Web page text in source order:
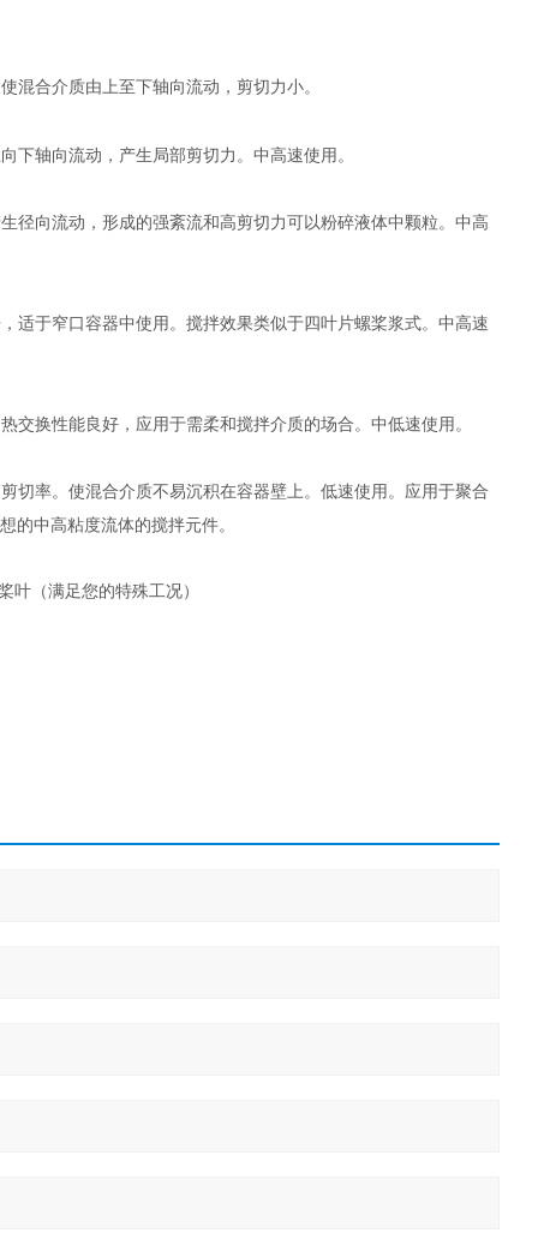
混合介质由上至下轴向流动，剪切力小。
下轴向流动，产生局部剪切力。中高速使用。
径向流动，形成的强紊流和高剪切力可以粉碎液体中颗粒。中高
适于窄口容器中使用。搅拌效果类似于四叶片螺桨浆式。中高速
交换性能良好，应用于需柔和搅拌介质的场合。中低速使用。
切率。使混合介质不易沉积在容器壁上。低速使用。应用于聚合
的中高粘度流体的搅拌元件。
叶（满足您的特殊工况）